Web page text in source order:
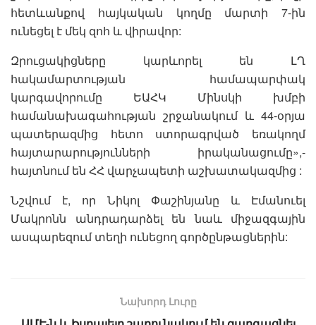
հետևանքով հայկական կողմը մարտի 7-ին
ունեցել է մեկ զոհ և վիրավոր:
Զրուցակիցները կարևորել են ԼՂ
հակամարտության համապարփակ
կարգավորումը ԵԱՀԿ Մինսկի խմբի
համանախագահության շրջանակում և 44-օրյա
պատերազմից հետո ստորագրված եռակողմ
հայտարարությունների իրականացումը»,-
հայտնում են ՀՀ վարչապետի աշխատակազմից :
Նշվում է, որ Նիկոլ Փաշինյանը և Էմանուել
Մակրոնն անդրադարձել են նաև միջազգային
ասպարեզում տեղի ունեցող գործընթացներին:
Նախորդ Լուրը